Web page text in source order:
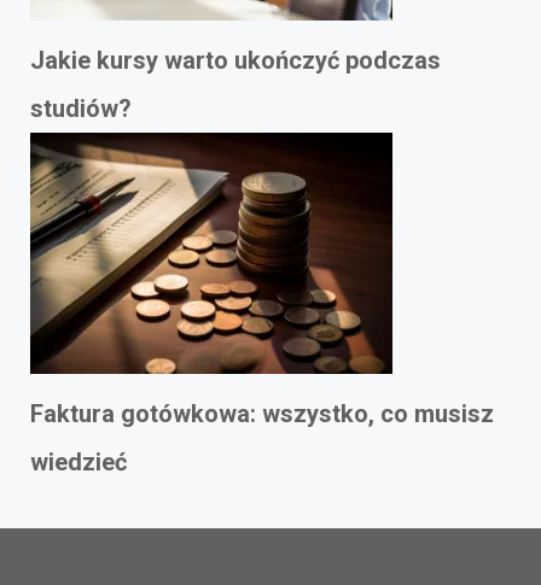
Jakie kursy warto ukończyć podczas
studiów?
Faktura gotówkowa: wszystko, co musisz
wiedzieć